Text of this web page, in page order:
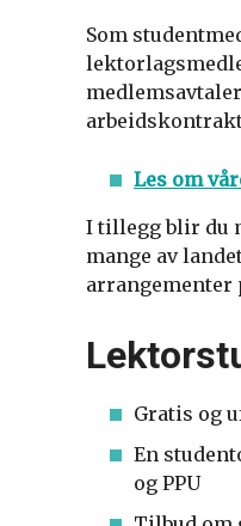
Som
Les om
I tillegg blir du
mange av
arrangementer
Gratis og
En
og PPU